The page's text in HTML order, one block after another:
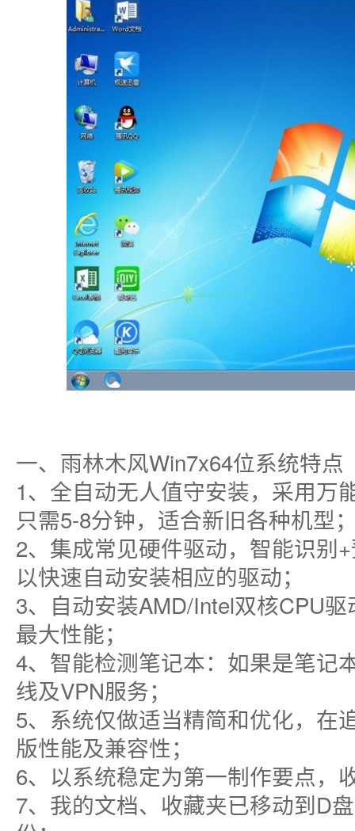
一、雨林木风Win7x64位系统特点
1、全自动无人值守安装，采用万
只需5-8分钟，适合新旧各种机型
2、集成常见硬件驱动，智能识别
以快速自动安装相应的驱动；
3、自动安装AMD/Intel双核CPU
最大性能；
4、智能检测笔记本：如果是笔记
线及VPN服务；
5、系统仅做适当精简和优化，在
版性能及兼容性；
6、以系统稳定为第一制作要点，
7、我的文档、收藏夹已移动到D